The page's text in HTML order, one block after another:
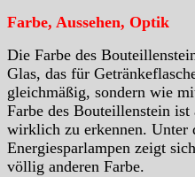
Farbe, Aussehen, Optik
Die Farbe des
Glas, das für
gleichmäßig, sondern wie
Farbe des Bouteillenstein
wirklich zu erkennen. Unter
Energiesparlampen zeigt
völlig anderen Farbe.